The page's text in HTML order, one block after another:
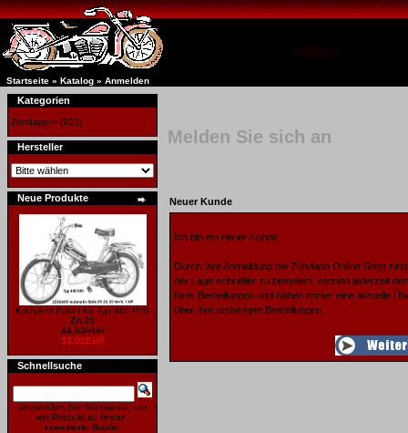
Startseite » Katalog » Anmelden
Kategorien
Zündapp-> (903)
Hersteller
Neue Produkte
Komplett Paket für Typ 460-020
ZA 25
44,03EUR
33,02EUR
Schnellsuche
Verwenden Sie Stichworte, um
ein Produkt zu finden.
erweiterte Suche
Melden Sie sich an
Neuer Kunde
Ich bin ein neuer Kunde.
Durch Ihre Anmeldung bei Zündapp Online Shop
der Lage schneller zu bestellen, kennen jederzeit
Ihrer Bestellungen und haben immer eine aktuelle
über Ihre bisherigen Bestellungen.